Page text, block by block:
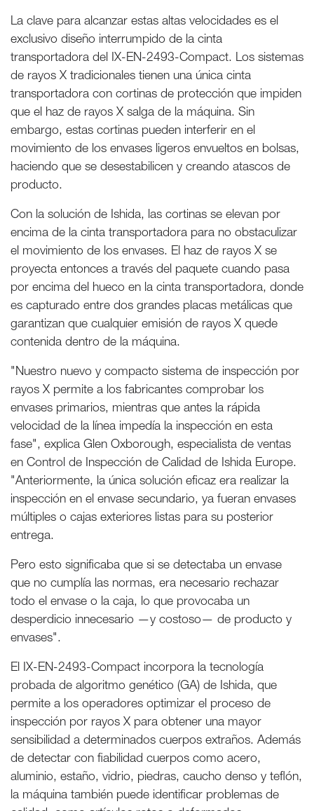
La clave para alcanzar estas altas velocidades es el
exclusivo diseño interrumpido de la cinta
transportadora del IX-EN-2493-Compact. Los sistemas
de rayos X tradicionales tienen una única cinta
transportadora con cortinas de protección que impiden
que el haz de rayos X salga de la máquina. Sin
embargo, estas cortinas pueden interferir en el
movimiento de los envases ligeros envueltos en bolsas,
haciendo que se desestabilicen y creando atascos de
producto.
Con la solución de Ishida, las cortinas se elevan por
encima de la cinta transportadora para no obstaculizar
el movimiento de los envases. El haz de rayos X se
proyecta entonces a través del paquete cuando pasa
por encima del hueco en la cinta transportadora, donde
es capturado entre dos grandes placas metálicas que
garantizan que cualquier emisión de rayos X quede
contenida dentro de la máquina.
"Nuestro nuevo y compacto sistema de inspección por
rayos X permite a los fabricantes comprobar los
envases primarios, mientras que antes la rápida
velocidad de la línea impedía la inspección en esta
fase", explica Glen Oxborough, especialista de ventas
en Control de Inspección de Calidad de Ishida Europe.
"Anteriormente, la única solución eficaz era realizar la
inspección en el envase secundario, ya fueran envases
múltiples o cajas exteriores listas para su posterior
entrega.
Pero esto significaba que si se detectaba un envase
que no cumplía las normas, era necesario rechazar
todo el envase o la caja, lo que provocaba un
desperdicio innecesario —y costoso— de producto y
envases".
El IX-EN-2493-Compact incorpora la tecnología
probada de algoritmo genético (GA) de Ishida, que
permite a los operadores optimizar el proceso de
inspección por rayos X para obtener una mayor
sensibilidad a determinados cuerpos extraños. Además
de detectar con fiabilidad cuerpos como acero,
aluminio, estaño, vidrio, piedras, caucho denso y teflón,
la máquina también puede identificar problemas de